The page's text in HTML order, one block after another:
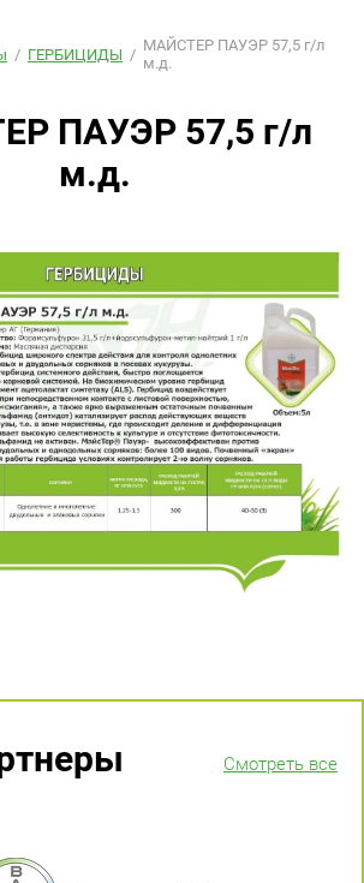
/ ГЕРБИЦИДЫ / МАЙСТЕР ПАУЭР 57,5 г/л
м.д.
ПАУЭР 57,5 г/л
м.д.
Смотреть все